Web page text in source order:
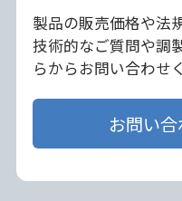
製品の販売価格や法
技術的なご質問や調
らからお問い合わせ
お問い